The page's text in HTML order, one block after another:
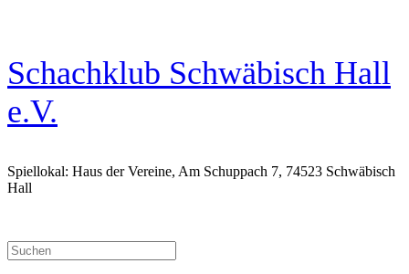
Schachklub Schwäbisch Hall
e.V.
Spiellokal: Haus der Vereine, Am Schuppach 7, 74523 Schwäbisch
Hall
Suchen
nach: